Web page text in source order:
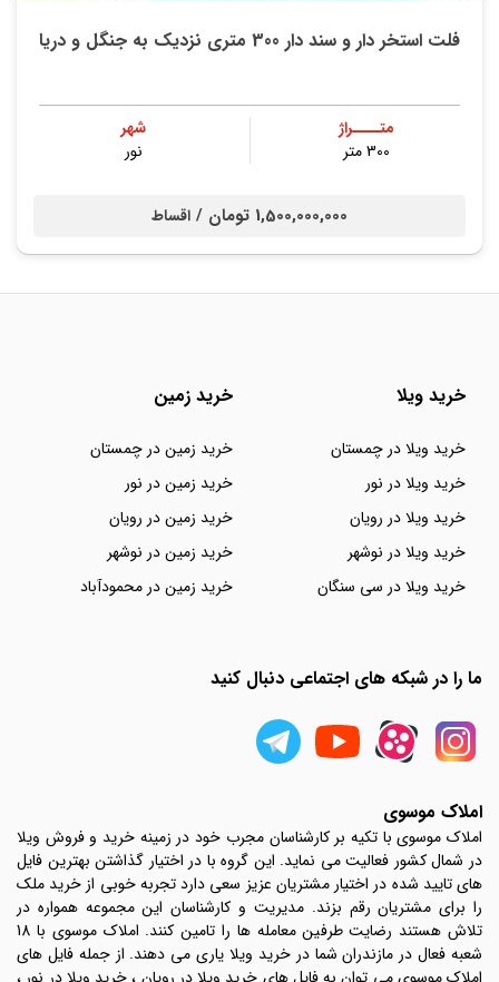
فلت استخر دار و سند دار 300 متری نزدیک به جنگل و دریا
متــــراژ
300 متر
شهر
نور
1,500,000,000 تومان / اقساط
خرید ویلا
خرید ویلا در چمستان
خرید ویلا در نور
خرید ویلا در رویان
خرید ویلا در نوشهر
خرید ویلا در سی سنگان
خرید زمین
خرید زمین در چمستان
خرید زمین در نور
خرید زمین در رویان
خرید زمین در نوشهر
خرید زمین در محمودآباد
ما را در شبکه های اجتماعی دنبال کنید
املاک موسوی
املاک موسوی با تکیه بر کارشناسان مجرب خود در زمینه خرید و فروش ویلا
در شمال کشور فعالیت می نماید. این گروه با در اختیار گذاشتن بهترین فایل
های تایید شده در اختیار مشتریان عزیز سعی دارد تجربه خوبی از خرید ملک
را برای مشتریان رقم بزند. مدیریت و کارشناسان این مجموعه همواره در
تلاش هستند رضایت طرفین معامله ها را تامین کنند. املاک موسوی با 18
شعبه فعال در مازندران شما در خرید ویلا یاری می دهند. از جمله فایل های